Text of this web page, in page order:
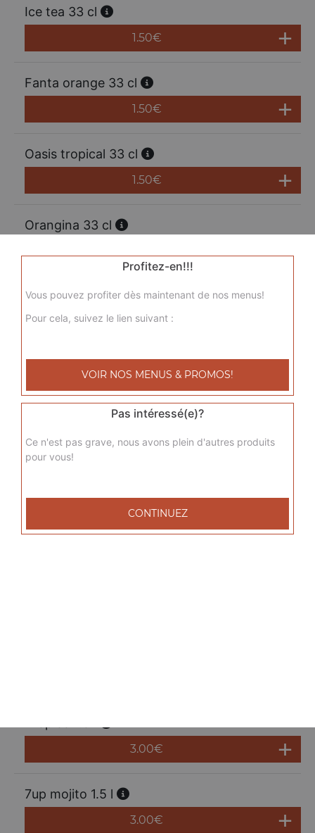
Ice tea 33 cl
1.50€
Fanta orange 33 cl
1.50€
Oasis tropical 33 cl
1.50€
Orangina 33 cl
Sprite 33 cl
1.50€
Perrier 33 cl
1.50€
Eau minérale 50 cl
3.00€
3.00€
7up mojito 1.5 l
3.00€
Profitez-en!!!
Vous pouvez profiter dès maintenant de nos menus!
Pour cela, suivez le lien suivant :
VOIR NOS MENUS & PROMOS!
Pas intéressé(e)?
Ce n'est pas grave, nous avons plein d'autres produits
pour vous!
CONTINUEZ